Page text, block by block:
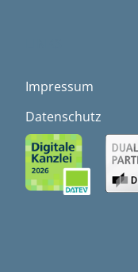
Impressum
Datenschutz